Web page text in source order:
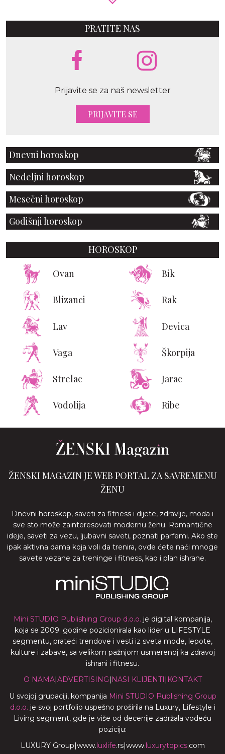
PRATITE NAS
Prijavite se za naš newsletter
PRIJAVITE SE
Dnevni horoskop
Nedeljni horoskop
Mesečni horoskop
Godišnji horoskop
HOROSKOP
Ovan Bik
Blizanci Rak
Lav Devica
Vaga Škorpija
Strelac Jarac
Vodolija Ribe
ŽENSKI MAGAZIN JE WEB PORTAL ZA SAVREMENU
ŽENU
Dnevni horoskop, saveti za fitness i dijete, zdravlje, moda i
sve sto može zainteresovati modernu ženu. Romantične
ideje, saveti za vezu, ljubavni saveti, poznati parfemi. Ako ste
ipak aktivna dama koja voli da trenira, ovde ćete naći mnoge
savete vezane za treninge i fitness, kao i plan ishrane.
Mini STUDIO Publishing Group d.o.o. je digital kompanija,
koja se 2009. godine pozicionirala kao lider u LIFESTYLE
segmentu, prateći trendove i vesti iz sveta mode, lepote,
kulture i zabave, sa velikom pažnjom usmerenoj ka zdravoj
ishrani i fitnesu.
O NAMA|ADVERTISING| NASI KLIJENTI | KONTAKT
U svojoj grupaciji, kompanija Mini STUDIO Publishing Group
d.o.o. je svoj portfolio uspešno proširila na Luxury, Lifestyle i
Living segment, gde je više od decenije zadržala vodeću
poziciju:
LUXURY Group|www.luxlife.rs|www.luxurytopics.com